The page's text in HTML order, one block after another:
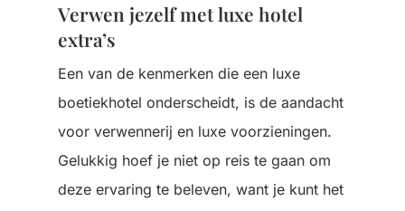
Verwen jezelf met luxe hotel
extra’s
Een van de kenmerken die een luxe
boetiekhotel onderscheidt, is de aandacht
voor verwennerij en luxe voorzieningen.
Gelukkig hoef je niet op reis te gaan om
deze ervaring te beleven, want je kunt het